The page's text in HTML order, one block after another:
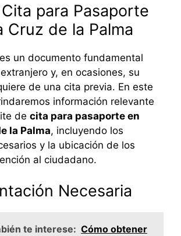
para Pasaporte
Cruz de la Palma
un documento fundamental
y, en ocasiones, su
de una cita previa. En este
información relevante
de cita para pasaporte en
la Palma, incluyendo los
y la ubicación de los
al ciudadano.
Necesaria
te interese: Cómo obtener